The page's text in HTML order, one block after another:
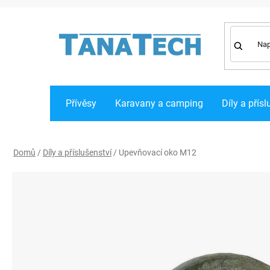
Přívěsy Karavany a camping Díly a
Domů / Díly a příslušenství / Upevňovací oko M12